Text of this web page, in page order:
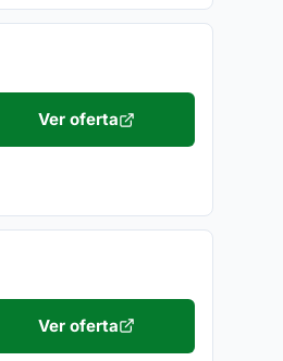
Ver oferta
Ver oferta